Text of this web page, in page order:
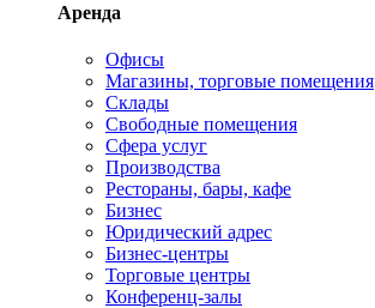
Аренда
Офисы
Магазины, торговые помещения
Склады
Свободные помещения
Сфера услуг
Производства
Рестораны, бары, кафе
Бизнес
Юридический адрес
Бизнес-центры
Торговые центры
Конференц-залы